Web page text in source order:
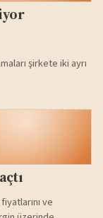
şirkete iki ayrı
ve